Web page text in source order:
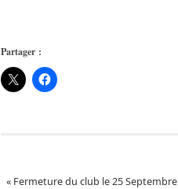
Partager :
« Fermeture du club le 25 Septembre